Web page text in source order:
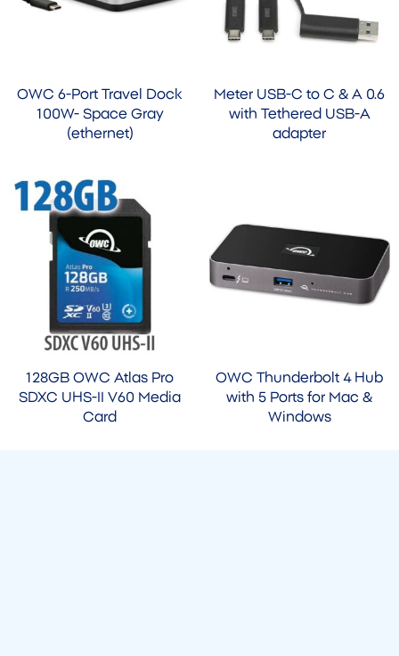
0.6 Meter USB-C to C & A
with Tethered USB-A
adapter
OWC 6-Port Travel Dock
100W- Space Gray
(ethernet)
OWC Thunderbolt 4 Hub
with 5 Ports for Mac &
Windows
128GB OWC Atlas Pro
SDXC UHS-II V60 Media
Card